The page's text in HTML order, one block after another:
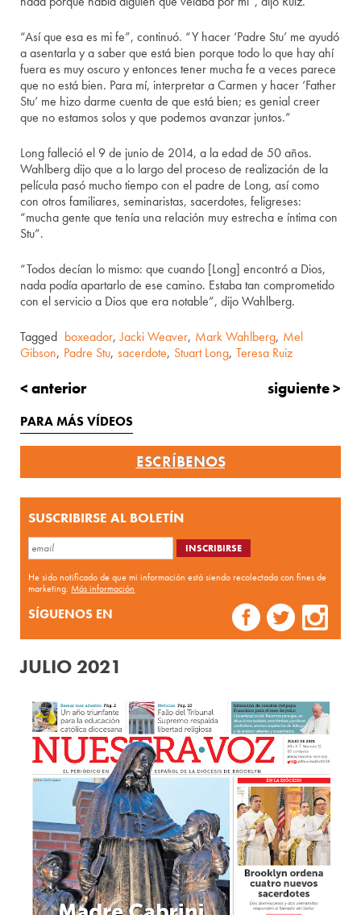
“Así que esa es mi fe”, continuó. “Y hacer ‘Padre Stu’ me ayudó
a asentarla y a saber que está bien porque todo lo que hay ahí
fuera es muy oscuro y entonces tener mucha fe a veces parece
que no está bien. Para mí, interpretar a Carmen y hacer ‘Father
Stu’ me hizo darme cuenta de que está bien; es genial creer
que no estamos solos y que podemos avanzar juntos.”
Long falleció el 9 de junio de 2014, a la edad de 50 años.
Wahlberg dijo que a lo largo del proceso de realización de la
película pasó mucho tiempo con el padre de Long, así como
con otros familiares, seminaristas, sacerdotes, feligreses:
“mucha gente que tenía una relación muy estrecha e íntima con
Stu”.
“Todos decían lo mismo: que cuando [Long] encontró a Dios,
nada podía apartarlo de ese camino. Estaba tan comprometido
con el servicio a Dios que era notable”, dijo Wahlberg.
Tagged boxeador, Jacki Weaver, Mark Wahlberg, Mel
Gibson, Padre Stu, sacerdote, Stuart Long, Teresa Ruiz
< anterior siguiente >
PARA MÁS VÍDEOS
ESCRÍBENOS
SUSCRIBIRSE AL BOLETÍN
He sido notificado de que mi información está siendo recolectada con fines de
marketing.Más información
SÍGUENOS EN
JULIO 2021